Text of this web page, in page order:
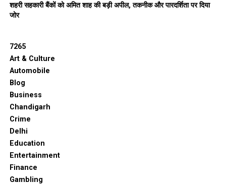
शहरी सहकारी बैंकों को अमित शाह की बड़ी अपील, तकनीक और पारदर्शिता पर दिया
जोर
7265
Art & Culture
Automobile
Blog
Business
Chandigarh
Crime
Delhi
Education
Entertainment
Finance
Gambling